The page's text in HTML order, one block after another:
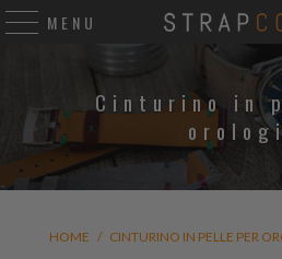
MENU
Cinturino in
HOME / CINTURINO IN PELLE PER